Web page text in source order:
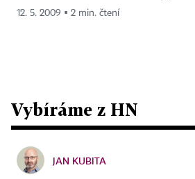
12. 5. 2009 ▪ 2 min. čtení
Vybíráme z HN
JAN KUBITA